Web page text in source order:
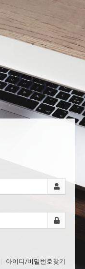
아이디/비밀번호찾기